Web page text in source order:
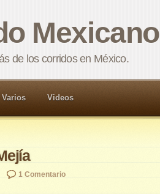
Mexicano
de los corridos en México.
Varios Videos
1 Comentario